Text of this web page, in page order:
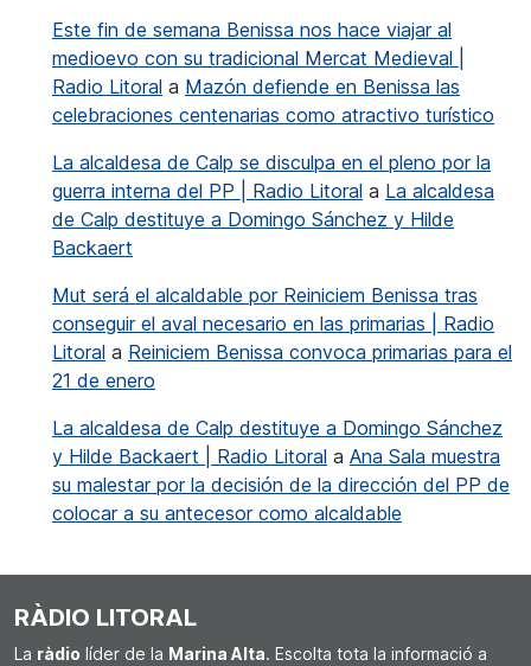
Este fin de semana Benissa nos hace viajar al
medioevo con su tradicional Mercat Medieval |
Radio Litoral a Mazón defiende en Benissa las
celebraciones centenarias como atractivo turístico
La alcaldesa de Calp se disculpa en el pleno por la
guerra interna del PP | Radio Litoral a La alcaldesa
de Calp destituye a Domingo Sánchez y Hilde
Backaert
Mut será el alcaldable por Reiniciem Benissa tras
conseguir el aval necesario en las primarias | Radio
Litoral a Reiniciem Benissa convoca primarias para el
21 de enero
La alcaldesa de Calp destituye a Domingo Sánchez
y Hilde Backaert | Radio Litoral a Ana Sala muestra
su malestar por la decisión de la dirección del PP de
colocar a su antecesor como alcaldable
RÀDIO LITORAL
La ràdio líder de la Marina Alta. Escolta tota la informació a